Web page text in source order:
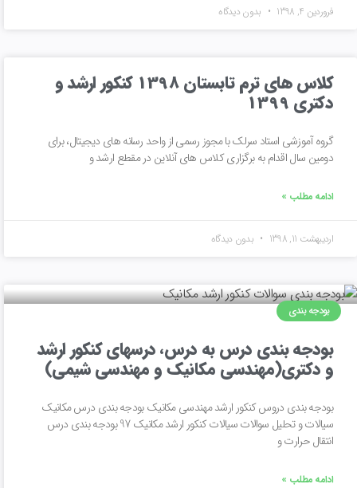
فروردین 4, 1398 بدون دیدگاه
کلاس های ترم تابستان 1398 کنکور ارشد و
دکتری 1399
گروه آموزشی استاد سرلک با مجوز رسمی از واحد رسانه های دیجیتال، برای
دومین سال اقدام به برگزاری کلاس های آنلاین در مقطع ارشد و
ادامه مطلب »
اردیبهشت 11, 1398 بدون دیدگاه
بودجه بندی
بودجه بندی درس به درس، درسهای کنکور ارشد
و دکتری(مهندسی مکانیک و مهندسی شیمی)
بودجه بندی دروس کنکور ارشد مهندسی مکانیک بودجه بندی درس مکانیک
سیالات و تحلیل سوالات سیالات کنکور ارشد مکانیک 97 بودجه بندی درس
انتقال حرارت و
ادامه مطلب »